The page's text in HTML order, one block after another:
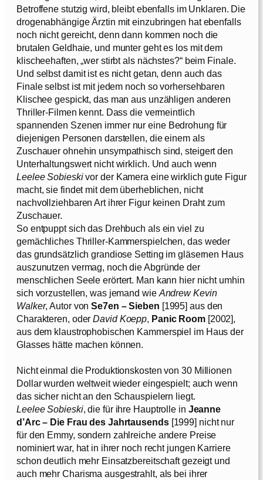
Betroffene stutzig wird, bleibt ebenfalls im Unklaren. Die
drogenabhängige Ärztin mit einzubringen hat ebenfalls
noch nicht gereicht, denn dann kommen noch die
brutalen Geldhaie, und munter geht es los mit dem
klischeehaften, „wer stirbt als nächstes?“ beim Finale.
Und selbst damit ist es nicht getan, denn auch das
Finale selbst ist mit jedem noch so vorhersehbaren
Klischee gespickt, das man aus unzähligen anderen
Thriller-Filmen kennt. Dass die vermeintlich
spannenden Szenen immer nur eine Bedrohung für
diejenigen Personen darstellen, die einem als
Zuschauer ohnehin unsympathisch sind, steigert den
Unterhaltungswert nicht wirklich. Und auch wenn
Leelee Sobieskivor der Kamera eine wirklich gute Figur
macht, sie findet mit dem überheblichen, nicht
nachvollziehbaren Art ihrer Figur keinen Draht zum
Zuschauer.
So entpuppt sich das Drehbuch als ein viel zu
gemächliches Thriller-Kammerspielchen, das weder
das grundsätzlich grandiose Setting im gläsernen Haus
auszunutzen vermag, noch die Abgründe der
menschlichen Seele erörtert. Man kann hier nicht umhin
sich vorzustellen, was jemand wie Andrew Kevin
Walker, Autor vonSe7en – Sieben [1995] aus den
Charakteren, oderDavid Koepp, Panic Room[2002],
aus dem klaustrophobischen Kammerspiel im Haus der
Glasses hätte machen können.
Nicht einmal die Produktionskosten von 30 Millionen
Dollar wurden weltweit wieder eingespielt; auch wenn
das sicher nicht an den Schauspielern liegt.
Leelee Sobieski, die für ihre Hauptrolle in Jeanne
d’Arc – Die Frau des Jahrtausends[1999] nicht nur
für den Emmy, sondern zahlreiche andere Preise
nominiert war, hat in ihrer noch recht jungen Karriere
schon deutlich mehr Einsatzbereitschaft gezeigt und
auch mehr Charisma ausgestrahlt, als bei ihrer